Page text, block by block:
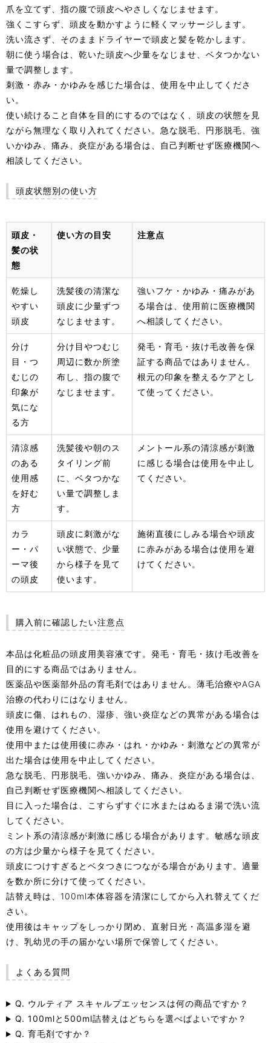
爪を立てず、指の腹で頭皮へやさしくなじませます。
強くこすらず、頭皮を動かすように軽くマッサージします。
洗い流さず、そのままドライヤーで頭皮と髪を乾かします。
朝に使う場合は、乾いた頭皮へ少量をなじませ、ベタつかない
量で調整します。
刺激・赤み・かゆみを感じた場合は、使用を中止してくださ
い。
使い続けること自体を目的にするのではなく、頭皮の状態を見
ながら無理なく取り入れてください。急な脱毛、円形脱毛、強
いかゆみ、痛み、炎症がある場合は、自己判断せず医療機関へ
相談してください。
頭皮状態別の使い方
頭皮・
髪の状
態
使い方の目安 注意点
乾燥し
やすい
頭皮
洗髪後の清潔な
頭皮に少量ずつ
なじませます。
強いフケ・かゆみ・痛みがあ
る場合は、使用前に医療機関
へ相談してください。
分け
目・つ
むじの
印象が
気にな
る方
分け目やつむじ
周辺に数か所塗
布し、指の腹で
なじませます。
発毛・育毛・抜け毛改善を保
証する商品ではありません。
根元の印象を整えるケアとし
て使ってください。
清涼感
のある
使用感
を好む
方
洗髪後や朝のス
タイリング前
に、ベタつかな
い量で調整しま
す。
メントール系の清涼感が刺激
に感じる場合は使用を中止し
てください。
カラ
ー・パ
ーマ後
の頭皮
頭皮に刺激がな
い状態で、少量
から様子を見て
使います。
施術直後にしみる場合や頭皮
に赤みがある場合は使用を避
けてください。
購入前に確認したい注意点
本品は化粧品の頭皮用美容液です。発毛・育毛・抜け毛改善を
目的にする商品ではありません。
医薬品や医薬部外品の育毛剤ではありません。薄毛治療やAGA
治療の代わりにはなりません。
頭皮に傷、はれもの、湿疹、強い炎症などの異常がある場合は
使用を避けてください。
使用中または使用後に赤み・はれ・かゆみ・刺激などの異常が
出た場合は使用を中止してください。
急な脱毛、円形脱毛、強いかゆみ、痛み、炎症がある場合は、
自己判断せず医療機関へ相談してください。
目に入った場合は、こすらずすぐに水またはぬるま湯で洗い流
してください。
ミント系の清涼感が刺激に感じる場合があります。敏感な頭皮
の方は少量から様子を見てください。
頭皮につけすぎるとベタつきにつながる場合があります。適量
を数か所に分けて使ってください。
詰替え時は、100ml本体容器を清潔にしてから入れ替えてくだ
さい。
使用後はキャップをしっかり閉め、直射日光・高温多湿を避
け、乳幼児の手の届かない場所で保管してください。
よくある質問
Q. ウルティア スキャルプエッセンスは何の商品ですか？
Q. 100mlと500ml詰替えはどちらを選べばよいですか？
Q. 育毛剤ですか？